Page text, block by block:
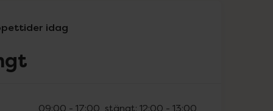
idag
09:00 -17:00, stängt: 12:00 -13:00